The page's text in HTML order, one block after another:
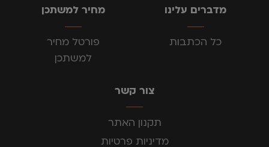
מדברים עלינו
כל הכתבות
מחיר למשתכן
פורטל מחיר
למשתכן
צור קשר
תקנון האתר
מדיניות פרטיות